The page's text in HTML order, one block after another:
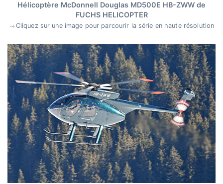
Hélicoptère McDonnell Douglas MD500E HB-ZWW de
FUCHS HELICOPTER
Cliquez sur une image pour parcourir la série en haute résolution